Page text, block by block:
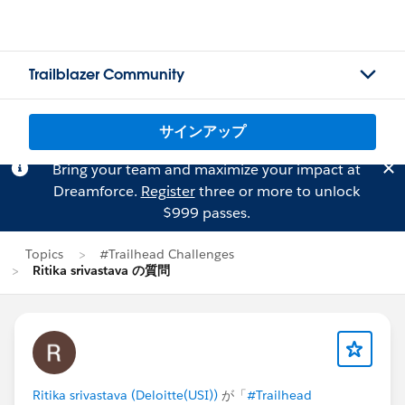
Trailblazer Community
サインアップ
Bring your team and maximize your impact at
Dreamforce. Registerthree or more to unlock
$999 passes.
Topics
#Trailhead Challenges
Ritika srivastava の質問
Ritika srivastava (Deloitte(USI)) が「#Trailhead